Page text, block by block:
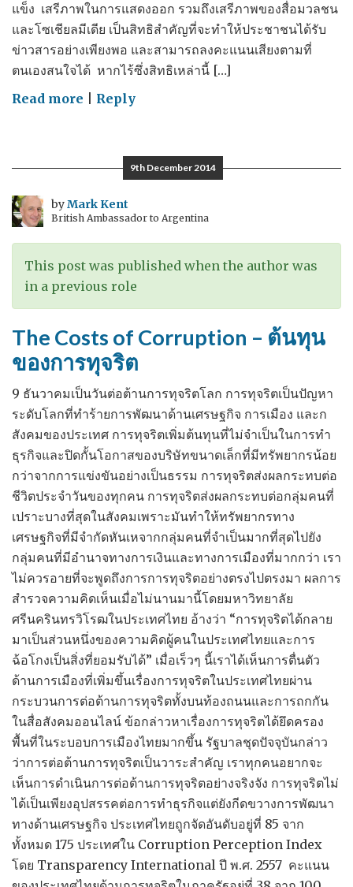
แข็ง เสรีภาพในการแสดงออก รวมถึงเสรีภาพของสื่อมวลชน
และโซเชียลมีเดีย เป็นสิทธิสำคัญที่จะทำให้ประชาชนได้รับ
ข่าวสารอย่างเพียงพอ และสามารถลงคะแนนเสียงตามที่
ตนเองสนใจได้ หากไร้ซึ่งสิทธิเหล่านี้ […]
Read more on
people
สิทธิ
ที่แท้
จริง
สำหรับ
จริง
Reply
9th December 2014
byMark Kent
British Ambassador to Argentina
This post was published when the author was
in a previous role
The Costs of Corruption – ต้นทุน
ของการทุจริต
9 ธันวาคมเป็นวันต่อต้านการทุจริตโลก การทุจริตเป็นปัญหา
ระดับโลกที่ทำร้ายการพัฒนาด้านเศรษฐกิจ การเมือง และก
สังคมของประเทศ การทุจริตเพิ่มต้นทุนที่ไม่จำเป็นในการทำ
ธุรกิจและปิดกั้นโอกาสของบริษัทขนาดเล็กที่มีทรัพยากรน้อย
กว่าจากการแข่งขันอย่างเป็นธรรม การทุจริตส่งผลกระทบต่อ
ชีวิตประจำวันของทุกคน การทุจริตส่งผลกระทบต่อกลุ่มคนที่
เปราะบางที่สุดในสังคมเพราะมันทำให้ทรัพยากรทาง
เศรษฐกิจที่มีจำกัดหันเหจากกลุ่มคนที่จำเป็นมากที่สุดไปยัง
กลุ่มคนที่มีอำนาจทางการเงินและทางการเมืองที่มากกว่า เรา
ไม่ควรอายที่จะพูดถึงการการทุจริตอย่างตรงไปตรงมา ผลการ
สำรวจความคิดเห็นเมื่อไม่นานมานี้โดยมหาวิทยาลัย
ศรีนครินทรวิโรฒในประเทศไทย อ้างว่า “การทุจริตได้กลาย
มาเป็นส่วนหนึ่งของความคิดผู้คนในประเทศไทยและการ
ฉ้อโกงเป็นสิ่งที่ยอมรับได้” เมื่อเร็วๆ นี้เราได้เห็นการตื่นตัว
ด้านการเมืองที่เพิ่มขึ้นเรื่องการทุจริตในประเทศไทยผ่าน
กระบวนการต่อต้านการทุจริตทั้งบนท้องถนนและการถกกัน
ในสื่อสังคมออนไลน์ ข้อกล่าวหาเรื่องการทุจริตได้ยึดครอง
พื้นที่ในระบอบการเมืองไทยมากขึ้น รัฐบาลชุดปัจจุบันกล่าว
ว่าการต่อต้านการทุจริตเป็นวาระสำคัญ เราทุกคนอยากจะ
เห็นการดำเนินการต่อต้านการทุจริตอย่างจริงจัง การทุจริตไม่
ได้เป็นเพียงอุปสรรคต่อการทำธุรกิจแต่ยังกีดขวางการพัฒนา
ทางด้านเศรษฐกิจ ประเทศไทยถูกจัดอันดับอยู่ที่ 85 จาก
ทั้งหมด 175 ประเทศใน Corruption Perception Index
โดย Transparency International ปี พ.ศ. 2557 คะแนน